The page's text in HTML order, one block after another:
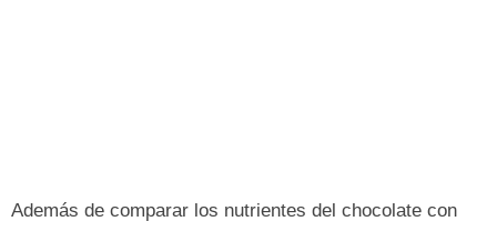
Además de comparar los nutrientes del chocolate con